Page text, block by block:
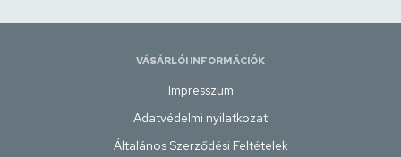
VÁSÁRLÓI INFORMÁCIÓK
Impresszum
Adatvédelmi nyilatkozat
Általános Szerződési Feltételek